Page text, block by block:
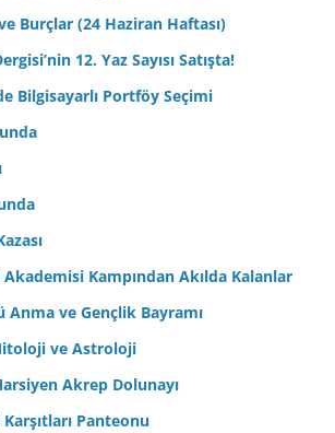
Burçlar (24 Haziran Haftası)
12. Yaz Sayısı Satışta!
Bilgisayarlı Portföy Seçimi
Kampından Akılda Kalanlar
Anma ve Gençlik Bayramı
ve Astroloji
Akrep Dolunayı
Panteonu